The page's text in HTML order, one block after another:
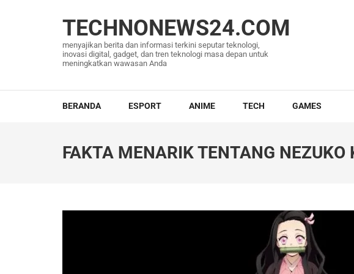
TECHNONEWS24.COM
menyajikan berita dan informasi terkini seputar teknologi,
inovasi digital, gadget, dan tren teknologi masa depan untuk
meningkatkan wawasan Anda
BERANDA ESPORT ANIME TECH GAMES
FAKTA MENARIK TENTANG